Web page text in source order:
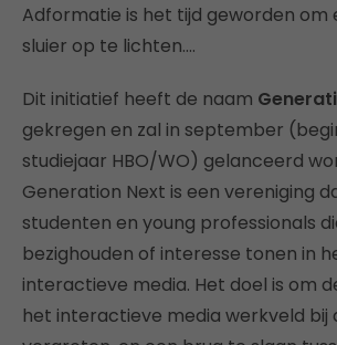
Adformatie is het tijd geworden om
sluier op te lichten….
Dit initiatief heeft de naam
gekregen en zal in september
studiejaar HBO/WO) gelanceerd
Generation Next is een vereniging
studenten en young professionals
bezighouden of interesse tonen in
interactieve media. Het doel is om
het interactieve media werkveld bij